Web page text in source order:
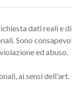
dati reali e
Sono
ed abuso.
ai sensi dell'art.